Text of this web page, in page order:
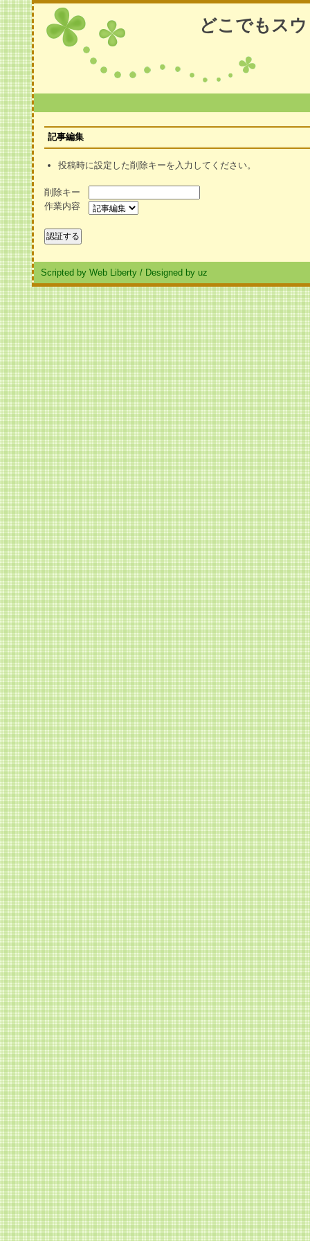
どこでもス
記事編集
投稿時に設定した削除キーを入力してください。
削除キー
作業内容
Scripted by Web Liberty / Designed by uz